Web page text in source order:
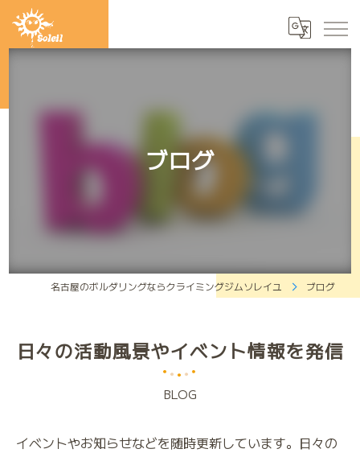
ブログ
名古屋のボルダリングならクライミングジムソレイユ ブログ
日々の活動風景やイベント情報を発信
BLOG
イベントやお知らせなどを随時更新しています。日々の